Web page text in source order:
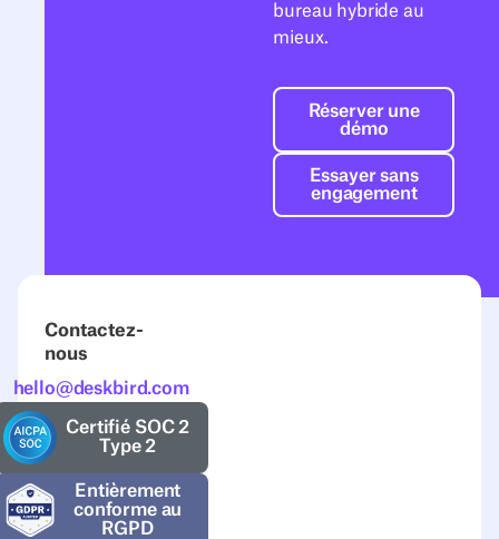
bureau hybride au
mieux.
Réserver une
Réserver une
démo
Essayer sans
Essayer sans
engagement
Contactez-
nous
hello@deskbird.com
Certifié SOC 2
Type 2
Entièrement
conforme au
RGPD